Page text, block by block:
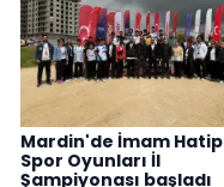
Mardin'de İmam Hatip
Spor Oyunları İl
Şampiyonası başladı